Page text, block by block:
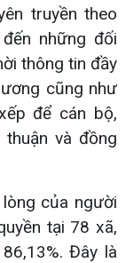
truyền theo
những đối
thông tin đầy
cũng như
để cán bộ,
thuận và đồng
của người
tại 78 xã,
Đây là